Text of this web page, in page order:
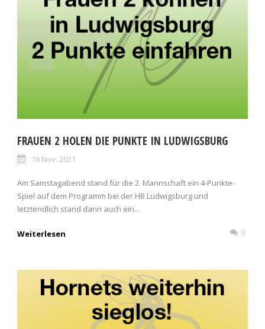
FRAUEN 2 HOLEN DIE PUNKTE IN LUDWIGSBURG
16 Nov. 2021
Am Samstagabend stand für die 2. Mannschaft ein 4-Punkte-
Spiel auf dem Programm bei der HB Ludwigsburg und
letztendlich stand dann auch ein...
Weiterlesen 0